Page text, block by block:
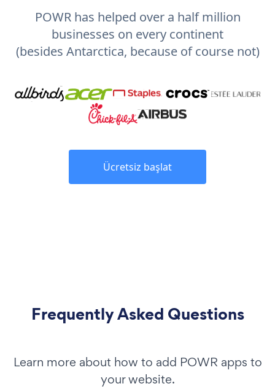
POWR has helped over a half million
businesses on every continent
(besides Antarctica, because of course not)
Ücretsiz başlat
Frequently Asked Questions
Learn more about how to add POWR apps to
your website.